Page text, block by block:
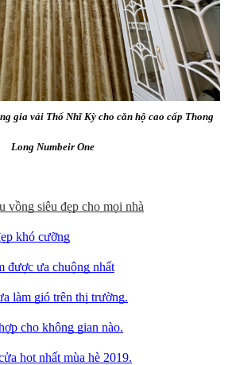
gia vải Thổ Nhĩ Kỳ cho căn hộ cao cấp Thong
Long Numbeir One
vồng siêu đẹp cho mọi nhà
khó cưỡng
được ưa chuộng nhất
làm gió trên thị trường.
cho không gian nào.
hot nhất mùa hè 2019.